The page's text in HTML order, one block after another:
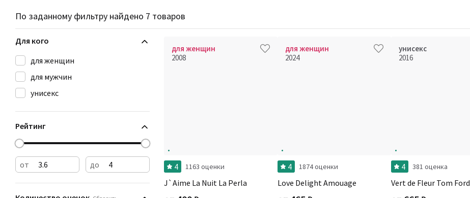
По заданному фильтру найдено 7 товаров
Для кого
для женщин
для мужчин
унисекс
Рейтинг
от до
для женщин
2008
4 1163 оценки
J`Aime La Nuit La Perla
для женщин
2024
4 1874 оценки
Love Delight Amouage
унисекс
2016
4 381 оценка
Vert de Fleur Tom Ford